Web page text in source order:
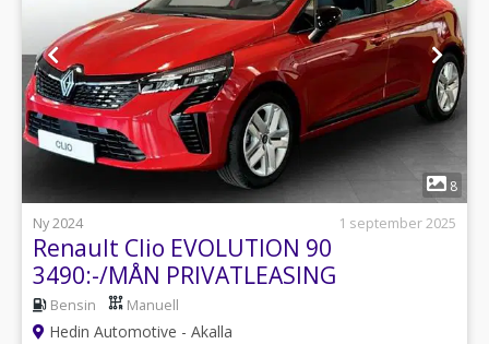
1
8
Ny 2024
1 september 2025
Renault Clio EVOLUTION 90
3490:-/MÅN PRIVATLEASING
Bensin Manuell
Hedin Automotive - Akalla